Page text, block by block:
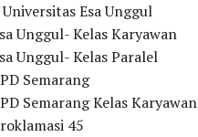
Esa Unggul
Unggul- Kelas Karyawan
Unggul- Kelas Paralel
Semarang
Semarang Kelas Karyawan
45